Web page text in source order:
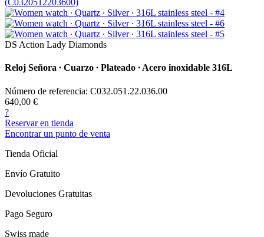
DS Action Lady Diamonds
Reloj Señora ∙ Cuarzo ∙ Plateado ∙ Acero inoxidable 316L
Número de referencia: C032.051.22.036.00
640,00 €
?
Reservar en tienda
Encontrar un punto de venta
Tienda Oficial
Envío Gratuito
Devoluciones Gratuitas
Pago Seguro
Swiss made